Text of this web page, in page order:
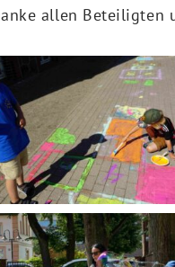
allen Beteiligten